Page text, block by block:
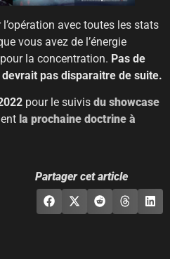
avec toutes les stats
vous avez de l’énergie
la concentration. Pas de
pas disparaitre de suite.
pour le suivis du showcase
la prochaine doctrine à
Partager cet article